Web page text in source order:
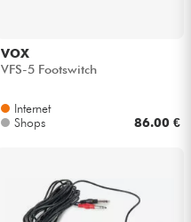
VOX
VFS-5 Footswitch
Internet
Shops
86.00 €